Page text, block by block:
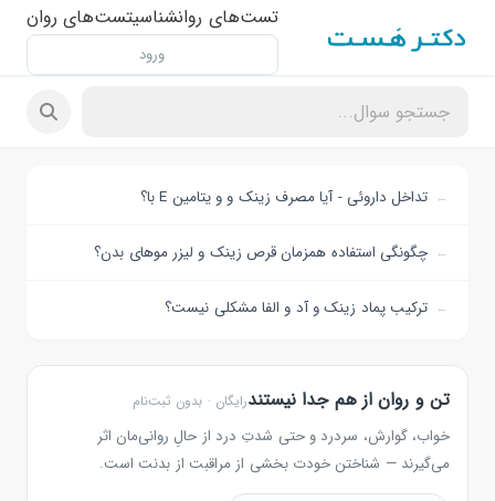
تست‌های روانشناسیتست‌های روان
ورود
تداخل داروئی - آیا مصرف زینک و و یتامین E با؟
چگونگی استفاده همزمان قرص زینک و لیزر موهای بدن؟
ترکیب پماد زینک و آد و الفا مشکلی نیست؟
تن و روان از هم جدا نیستندرایگان · بدون ثبت‌نام
خواب، گوارش، سردرد و حتی شدتِ درد از حالِ روانی‌مان اثر
می‌گیرند — شناختن خودت بخشی از مراقبت از بدنت است.